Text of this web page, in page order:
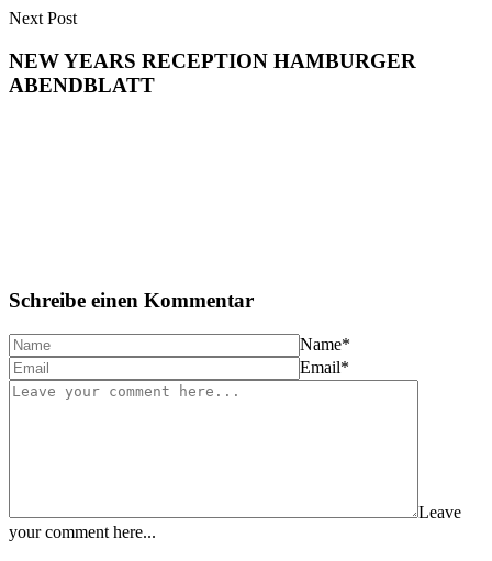
Next Post
NEW YEARS RECEPTION HAMBURGER
ABENDBLATT
Schreibe einen Kommentar
Name*
Email*
Leave
your comment here...